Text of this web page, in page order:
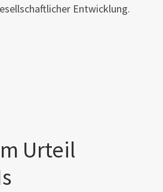
Entwicklung.
Urteil